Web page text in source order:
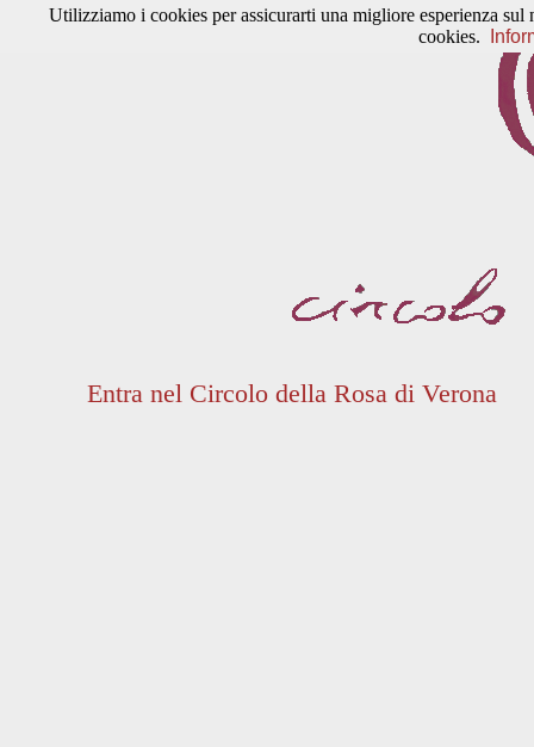
Entra nel Circolo della Rosa di Verona
Utilizziamo i cookies per assicurarti una migliore esperienza
cookies.